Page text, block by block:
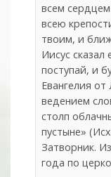
всем
всею
твоим, и
Иисус сказал
поступай, и
Евангелия
ведением
столп
пустыне»
Затворник.
года по